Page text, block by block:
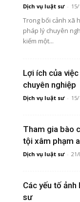
Dịch vụ luật sư -
Trong bối cảnh xã
pháp lý chuyên
kiếm một...
Lợi ích của
chuyên nghiệp
Dịch vụ luật sư -
Tham gia bào
tội xâm phạm
Dịch vụ luật sư - 21/
Các yếu tố
sư